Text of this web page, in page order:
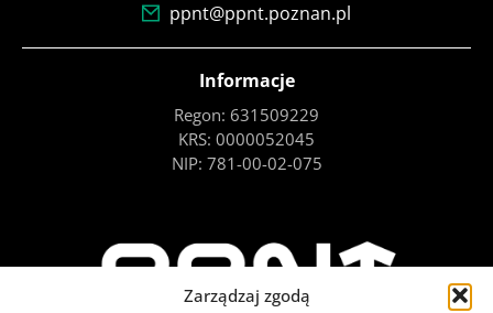
Zarządzaj zgodą
ppnt@ppnt.poznan.pl
Informacje
Regon: 631509229
KRS: 0000052045
NIP: 781-00-02-075